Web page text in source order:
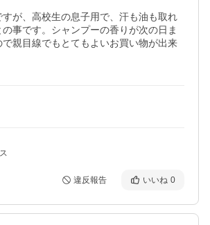
が、高校生の息子用で、汗も油も取れ
事です。シャンプーの香りが次の日ま
親目線でもとてもよいお買い物が出来
違反報告 いいね 0